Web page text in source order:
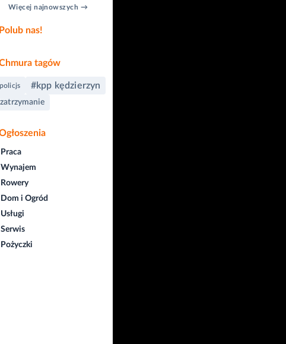
Więcej najnowszych →
Polub nas!
tagów
#kpp kędzierzyn
Praca
Wynajem
Rowery
Dom i Ogród
Usługi
Serwis
Pożyczki